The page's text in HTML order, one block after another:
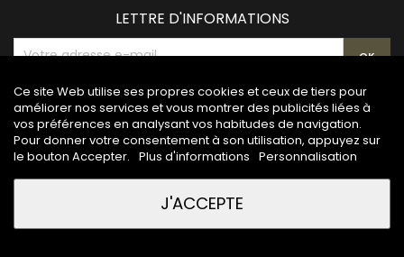
Ce site Web utilise ses propres cookies et ceux de tiers pour
améliorer nos services et vous montrer des publicités liées à
vos préférences en analysant vos habitudes de navigation.
Pour donner votre consentement à son utilisation, appuyez sur
le bouton Accepter. Plus d'informations Personnalisation
J'ACCEPTE
LETTRE D'INFORMATIONS
© Copyright 2026 Maison de la gravure. All Rights Reserved.